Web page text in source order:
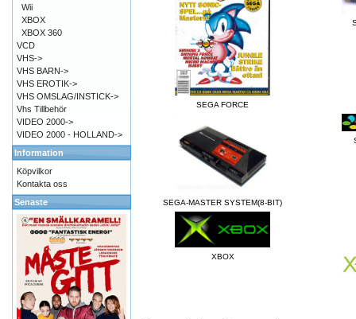
SEGA FORCE
SEGA-MASTER SYSTEM(8-BIT)
XBOX
Wii
XBOX
XBOX 360
VCD
VHS->
VHS BARN->
VHS EROTIK->
VHS OMSLAG/INSTICK->
Vhs Tillbehör
VIDEO 2000->
VIDEO 2000 - HOLLAND->
Information
Köpvilkor
Kontakta oss
Senaste